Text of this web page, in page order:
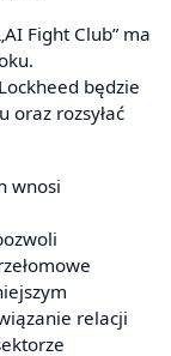
Fight Club” ma
będzie
oraz rozsyłać
wnosi
relacji